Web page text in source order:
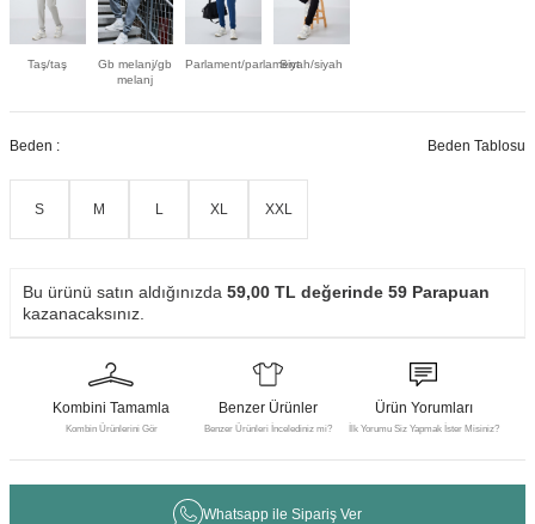
Taş/taş
Gb melanj/gb
melanj
Parlament/parlamentSiyah/siyah
Beden : Beden Tablosu
S M L XL XXL
Bu ürünü satın aldığınızda 59,00 TL değerinde 59 Parapuan
kazanacaksınız.
Kombini Tamamla
Kombin Ürünlerini Gör
Benzer Ürünler
Benzer Ürünleri İncelediniz mi?
Ürün Yorumları
İlk Yorumu Siz Yapmak İster Misiniz?
Whatsapp ile Sipariş Ver